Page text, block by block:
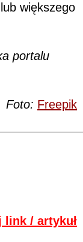
większego
portalu
Foto: Freepik
link / artykuł